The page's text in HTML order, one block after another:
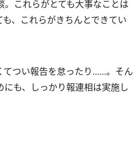
これらがとても大事なことは
、これらがきちんとできてい
てつい報告を怠ったり……。そん
も、しっかり報連相は実施し